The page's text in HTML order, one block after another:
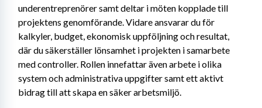
underentreprenörer samt deltar i möten kopplade till
projektens genomförande. Vidare ansvarar du för
kalkyler, budget, ekonomisk uppföljning och resultat,
där du säkerställer lönsamhet i projekten i samarbete
med controller. Rollen innefattar även arbete i olika
system och administrativa uppgifter samt ett aktivt
bidrag till att skapa en säker arbetsmiljö.